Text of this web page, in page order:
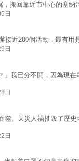
搬回靠近市中心的塞納
日
接近200個活動，最有用
日
我已分不開，因為現
日
。天災人禍摧毀了歷
日